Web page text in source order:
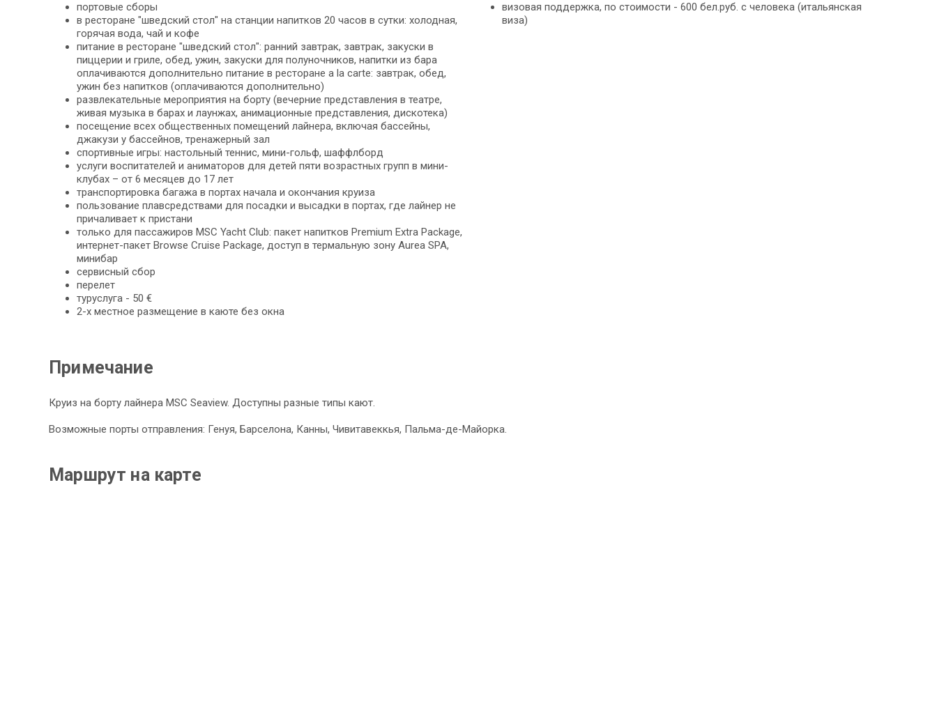
портовые сборы
в ресторане "шведский стол" на станции напитков 20 часов в сутки: холодная,
горячая вода, чай и кофе
питание в ресторане "шведский стол": ранний завтрак, завтрак, закуски в
пиццерии и гриле, обед, ужин, закуски для полуночников, напитки из бара
оплачиваются дополнительно питание в ресторане a la carte: завтрак, обед,
ужин без напитков (оплачиваются дополнительно)
развлекательные мероприятия на борту (вечерние представления в театре,
живая музыка в барах и лаунжах, анимационные представления, дискотека)
посещение всех общественных помещений лайнера, включая бассейны,
джакузи у бассейнов, тренажерный зал
спортивные игры: настольный теннис, мини-гольф, шаффлборд
услуги воспитателей и аниматоров для детей пяти возрастных групп в мини-
клубах – от 6 месяцев до 17 лет
транспортировка багажа в портах начала и окончания круиза
пользование плавсредствами для посадки и высадки в портах, где лайнер не
причаливает к пристани
только для пассажиров MSC Yacht Club: пакет напитков Premium Extra Package,
интернет-пакет Browse Cruise Package, доступ в термальную зону Aurea SPA,
минибар
сервисный сбор
перелет
туруслуга - 50 €
2-х местное размещение в каюте без окна
визовая поддержка, по стоимости - 600 бел.руб. с человека (итальянская
виза)
Примечание
Круиз на борту лайнера MSC Seaview. Доступны разные типы кают.
Возможные порты отправления: Генуя, Барселона, Канны, Чивитавеккья, Пальма-де-Майорка.
Маршрут на карте